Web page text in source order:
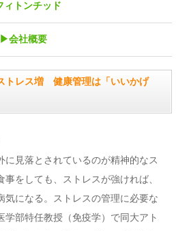
ィトンチッド
▶会社概要
トレス増 健康管理は「いいかげ
に見落とされているのが精神的なス
事をしても、ストレスが強ければ、
気になる。ストレスの管理に必要な
学部特任教授（免疫学）で同大アト